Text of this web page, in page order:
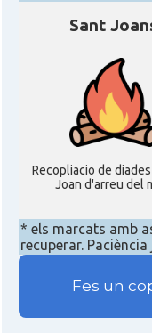
Sant
Recopliacio de
Joan d'arreu del
* els marcats amb
recuperar.
Fes un